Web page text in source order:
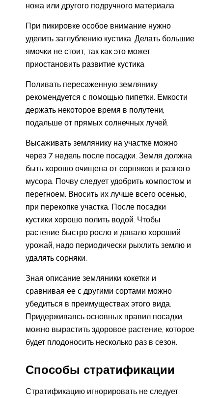
ножа или другого подручного материала
При пикировке особое внимание нужно
уделить заглублению кустика. Делать большие
ямочки не стоит, так как это может
приостановить развитие кустика
Поливать пересаженную землянику
рекомендуется с помощью пипетки. Емкости
держать некоторое время в полутени,
подальше от прямых солнечных лучей.
Высаживать землянику на участке можно
через 7 недель после посадки. Земля должна
быть хорошо очищена от сорняков и разного
мусора. Почву следует удобрить компостом и
перегноем. Вносить их лучше всего осенью,
при перекопке участка. После посадки
кустики хорошо полить водой. Чтобы
растение быстро росло и давало хороший
урожай, надо периодически рыхлить землю и
удалять сорняки.
Зная описание земляники кокетки и
сравнивая ее с другими сортами можно
убедиться в преимуществах этого вида.
Придерживаясь основных правил посадки,
можно вырастить здоровое растение, которое
будет плодоносить несколько раз в сезон.
Способы стратификации
Стратификацию игнорировать не следует,